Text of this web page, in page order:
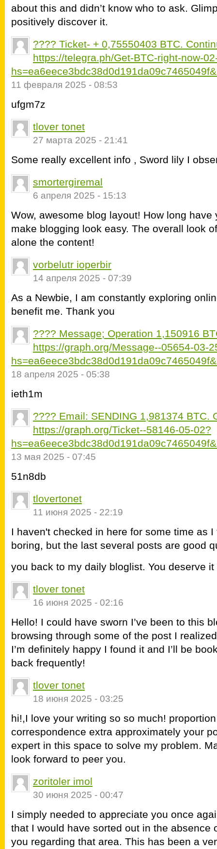
about this and didn’t know who to ask.
positively discover it.
???? Ticket- + 0,75550403 BTC.
https://telegra.ph/Get-BTC-right-now-
11 февраля 2025 - 08:53
ufgm7z
tlover tonet
27 марта 2025 - 21:41
Some really excellent info , Sword lily I
smortergiremal
6 апреля 2025 - 15:13
Wow, awesome blog layout! How long
make blogging look easy. The overall look
alone the content!
vorbelutr ioperbir
14 апреля 2025 - 07:39
As a Newbie, I am constantly exploring
benefit me. Thank you
???? Message; Operation 1,150916
https://graph.org/Message--05654-03-
18 апреля 2025 - 05:38
ieth1m
???? Email: SENDING 1,981374 BTC.
https://graph.org/Ticket--58146-05-02?
13 мая 2025 - 07:45
51n8db
tlovertonet
11 июня 2025 - 22:19
I haven't checked in here for some time as
boring, but the last several posts are good
you back to my daily bloglist. You deserve
tlover tonet
16 июня 2025 - 02:16
Hello! I could have sworn I’ve been to this
browsing through some of the post I
I’m definitely happy I found it and I’ll be
back frequently!
tlover tonet
18 июня 2025 - 03:25
hi!,I love your writing so so much!
correspondence extra approximately your
expert in this space to solve my problem.
look forward to peer you.
zoritoler imol
30 июня 2025 - 00:47
I simply needed to appreciate you once
that I would have sorted out in the absence
you regarding that area. This has been a